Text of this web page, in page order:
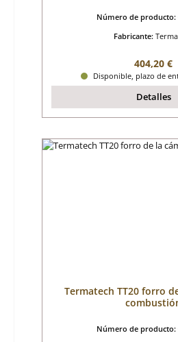
Número de producto:
Fabricante:
Precio
404,20 €
Disponible, plazo de
Detalles
Termatech TT20 forro
Número de producto: